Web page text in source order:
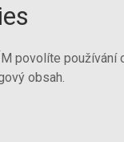
povolíte používání
obsah.